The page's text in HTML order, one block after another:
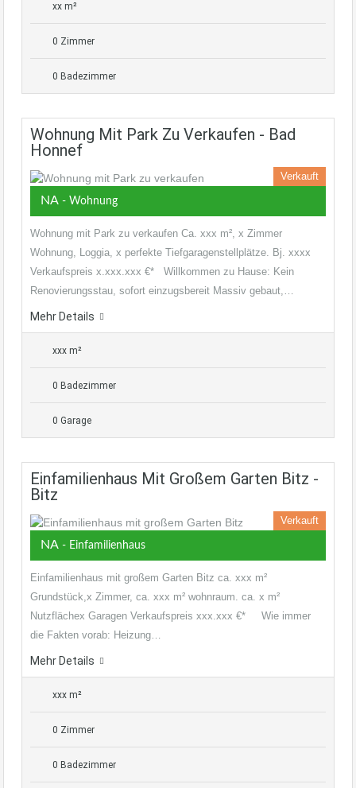
xx m²
0 Zimmer
0 Badezimmer
Wohnung Mit Park Zu Verkaufen - Bad
Honnef
Verkauft
NA - Wohnung
Wohnung mit Park zu verkaufen Ca. xxx m², x Zimmer
Wohnung, Loggia, x perfekte Tiefgaragenstellplätze. Bj. xxxx
Verkaufspreis x.xxx.xxx €* Willkommen zu Hause: Kein
Renovierungsstau, sofort einzugsbereit Massiv gebaut,…
Mehr Details
xxx m²
0 Badezimmer
0 Garage
Einfamilienhaus Mit Großem Garten Bitz -
Bitz
Verkauft
NA - Einfamilienhaus
Einfamilienhaus mit großem Garten Bitz ca. xxx m²
Grundstück,x Zimmer, ca. xxx m² wohnraum. ca. x m²
Nutzflächex Garagen Verkaufspreis xxx.xxx €* Wie immer
die Fakten vorab: Heizung…
Mehr Details
xxx m²
0 Zimmer
0 Badezimmer